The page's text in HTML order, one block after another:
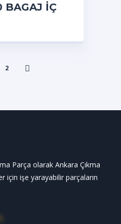
BAGAJ İÇ
2
Parça olarak Ankara Çıkma
için işe yarayabilir parçaların